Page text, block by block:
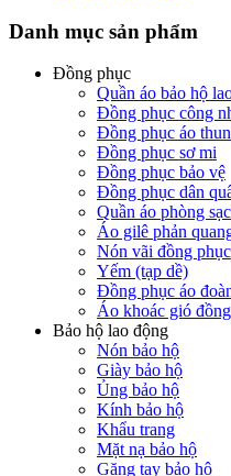
Danh mục sản phẩm
Đồng phục
Quần áo bảo hộ
Đồng phục công
Đồng phục áo thun
Đồng phục sơ mi
Đồng phục bảo vệ
Đồng phục dân
Quần áo phòng
Áo gilê phản
Nón vãi đồng phục
Yếm (tạp dề)
Đồng phục áo
Áo khoác gió
Bảo hộ lao động
Nón bảo hộ
Giày bảo hộ
Ủng bảo hộ
Kính bảo hộ
Khẩu trang
Mặt nạ bảo hộ
Găng tay bảo hộ